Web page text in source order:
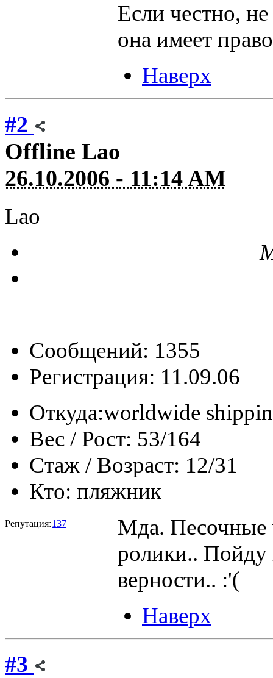
Если честно, не
она имеет
Наверх
#2
Offline Lao
26.10.2006 - 11:14 AM
Lao
Сообщений: 1355
Регистрация: 11.09.06
Откуда:worldwide
Вес / Рост: 53/164
Стаж / Возраст: 12/31
Кто: пляжник
Репутация:137
Мда. Песочные
ролики.. Пойду
верности.. :'(
Наверх
#3